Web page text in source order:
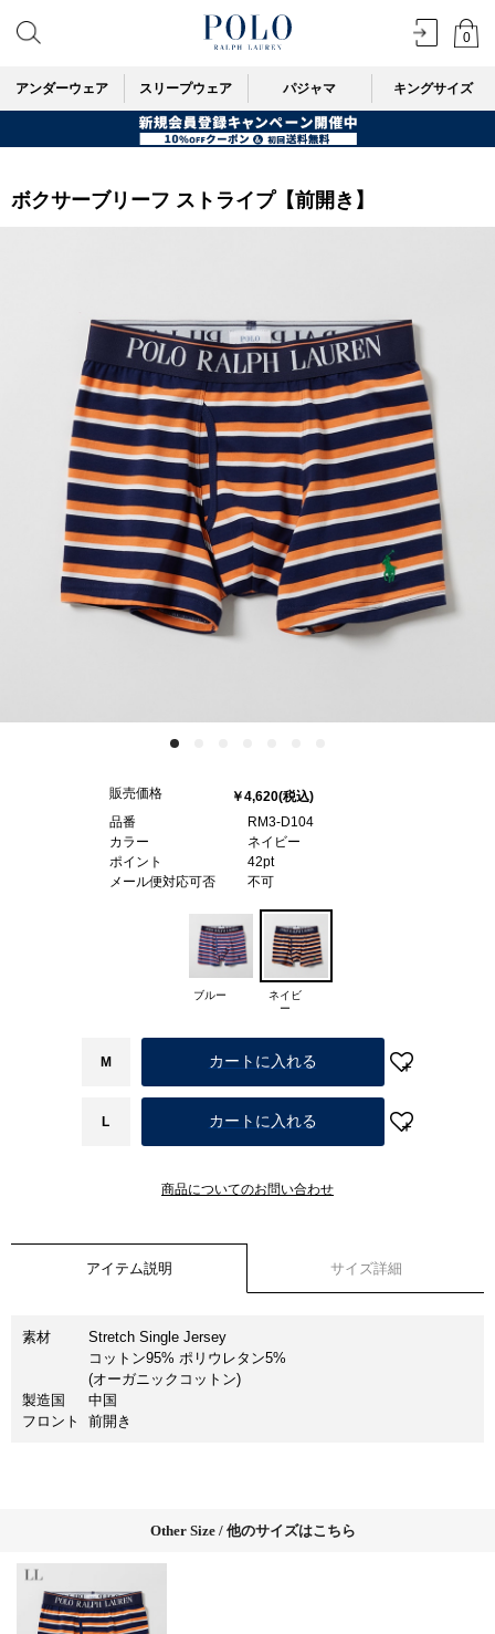
0
アンダーウェア スリープウェア パジャマ キングサイズ
ボクサーブリーフ ストライプ【前開き】
販売価格 ￥4,620(税込)
品番
RM3-D104
カラー
ネイビー
ポイント
42pt
メール便対応可否
不可
ブルー
ネイビ
ー
M カートに入れる
L カートに入れる
商品についてのお問い合わせ
アイテム説明 サイズ詳細
素材
Stretch Single Jersey
コットン95% ポリウレタン5%
(オーガニックコットン)
製造国
中国
フロント
前開き
Other Size / 他のサイズはこちら